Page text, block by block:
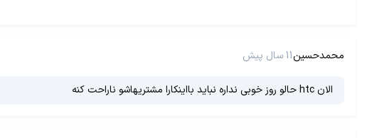
محمدحسین11 سال پیش
الان htc حالو روز خوبی نداره نباید بااینکارا مشتریهاشو ناراحت کنه